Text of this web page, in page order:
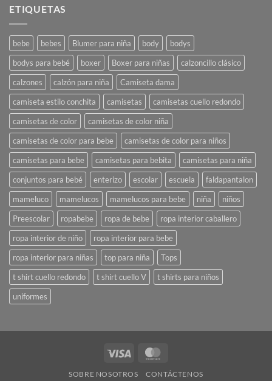
ETIQUETAS
bebe bebes Blumer para niña body
bodys
bodys para bebé
boxer Boxer para niñas
calzoncillo clásico
calzones
calzón para niña
Camiseta dama
camiseta estilo conchita
camisetas
camisetas cuello redondo
camisetas de color
camisetas de color niña
camisetas de color para bebe
camisetas de color para niños
camisetas para bebe
camisetas para bebita
camisetas para niña
conjuntos para bebé
enterizo escolar escuela
faldapantalon
mameluco
mamelucos mamelucos para bebe niña
niños
Preescolar
ropabebe ropa de bebe
ropa interior caballero
ropa interior de niño
ropa interior para bebe
ropa interior para niñas
top para niña
Tops
t shirt cuello redondo
t shirt cuello V
t shirts para niños
uniformes
Visa
SOBRE NOSOTROS CONTÁCTENOS